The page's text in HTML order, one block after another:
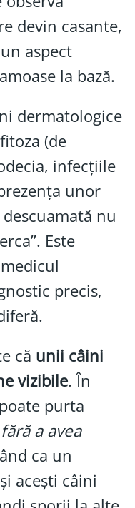
devin casante,
aspect
la bază.
dermatologice
(de
infecțiile
unor
nu
Este
precis,
că unii câini
vizibile. În
purta
fără a avea
ca un
acești câini